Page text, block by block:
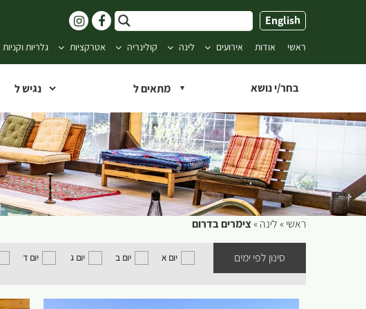
English
ראשי אודות אירועים לינה קולינריה אטרקציות גלריות וקניות
בחר/י נושא
ראשי » לינה » צימרים בדרום
סינון לפי ימים יום א יום ב יום ג יום ד